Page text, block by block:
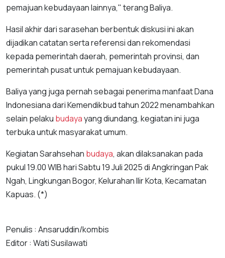
pemajuan kebudayaan lainnya," terang Baliya.
Hasil akhir dari sarasehan berbentuk diskusi ini akan
dijadikan catatan serta referensi dan rekomendasi
kepada pemerintah daerah, pemerintah provinsi, dan
pemerintah pusat untuk pemajuan kebudayaan.
Baliya yang juga pernah sebagai penerima manfaat Dana
Indonesiana dari Kemendikbud tahun 2022 menambahkan
selain pelaku budayayang diundang, kegiatan ini juga
terbuka untuk masyarakat umum.
Kegiatan Sarahsehan budaya, akan dilaksanakan pada
pukul 19.00 WIB hari Sabtu 19 Juli 2025 di Angkringan Pak
Ngah, Lingkungan Bogor, Kelurahan Ilir Kota, Kecamatan
Kapuas. (*)
Penulis : Ansaruddin/kombis
Editor : Wati Susilawati